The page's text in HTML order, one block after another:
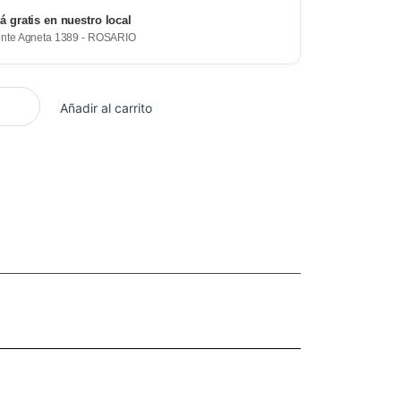
gratis en nuestro local
Agneta 1389 - ROSARIO
Añadir al carrito